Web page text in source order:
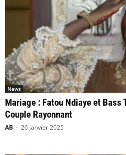
News
Mariage : Fatou Ndiaye et Bass
Couple Rayonnant
AB - 26 janvier 2025